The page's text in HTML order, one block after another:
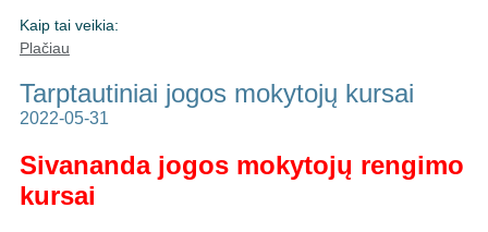
Kaip tai veikia:
Plačiau
Tarptautiniai jogos mokytojų kursai
2022-05-31
Sivananda jogos mokytojų rengimo
kursai